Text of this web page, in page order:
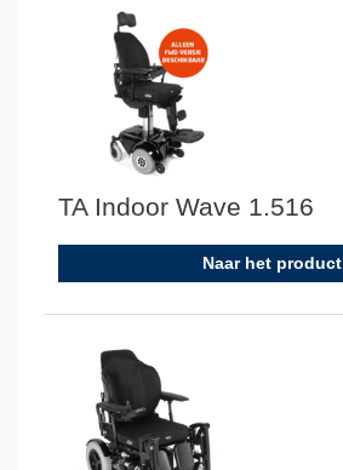
TA Indoor Wave 1.516
Naar het product